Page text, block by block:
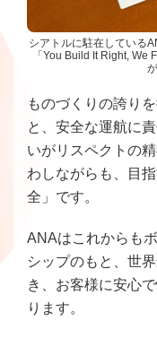
シアトルに駐在している
「You Build It Right, We
ものづくりの誇り
と、安全な運航に
いがリスペクトの
わしながらも、目
全」です。
ANAはこれからも
シップのもと、世
き、お客様に安心
ります。